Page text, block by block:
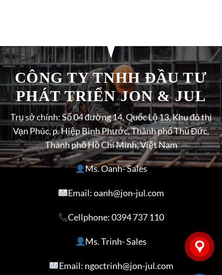
CÔNG TY TNHH ĐẦU TƯ
PHÁT TRIỂN JON & JUL
Trụ sở chính: Số 04 đường 14, Quốc Lộ 13, Khu đô thị
Vạn Phúc, p. Hiệp Bình Phước, Thành phố Thủ Đức,
Thành phố Hồ Chí Minh, Việt Nam
Ms. Oanh- Sales
Email: oanh@jon-jul.com
Cellphone:0394 737 110
Ms. Trinh- Sales
Email: ngoctrinh@jon-jul.com